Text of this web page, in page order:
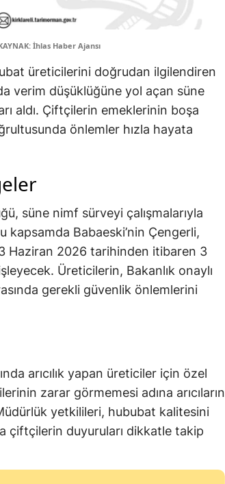
İhlas Haber Ajansı
üreticilerini doğrudan ilgilendiren
verim düşüklüğüne yol açan süne
aldı. Çiftçilerin emeklerinin boşa
önlemler hızla hayata
süne nimf sürveyi çalışmalarıyla
kapsamda Babaeski’nin Çengerli,
Haziran 2026 tarihinden itibaren 3
Üreticilerin, Bakanlık onaylı
gerekli güvenlik önlemlerini
arıcılık yapan üreticiler için özel
zarar görmemesi adına arıcıların
yetkilileri, hububat kalitesini
çiftçilerin duyuruları dikkatle takip